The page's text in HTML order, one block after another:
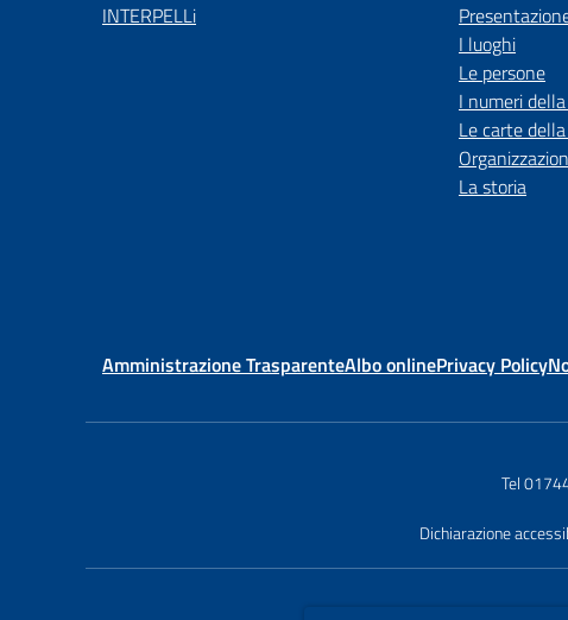
INTERPELLi
I luoghi
Le persone
I numeri
Le carte
La storia
Amministrazione TrasparenteAlbo onlinePrivacy Policy
Tel
Dichiarazione